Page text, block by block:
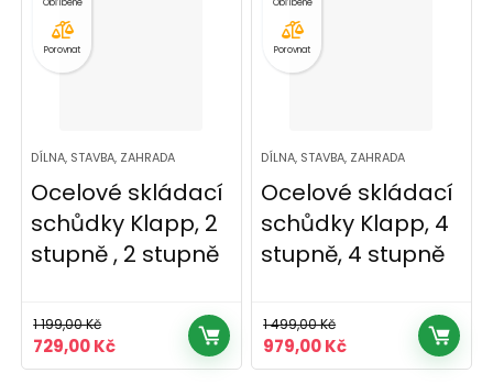
Porovnat
DÍLNA, STAVBA, ZAHRADA
Ocelové skládací
schůdky Klapp, 2
stupně , 2 stupně
1 199,00Kč
Původní
cena
729,00KčAktuální
cena
Porovnat
DÍLNA, STAVBA, ZAHRADA
Ocelové skládací
schůdky Klapp, 4
stupně, 4 stupně
1 499,00Kč
Původní
cena
979,00KčAktuální
cena